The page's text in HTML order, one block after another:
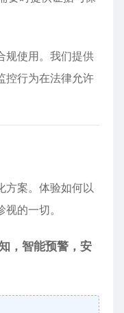
规使用。我们提供
控行为在法律允许
方案。体验如何以
的一切。
，智能预警，安